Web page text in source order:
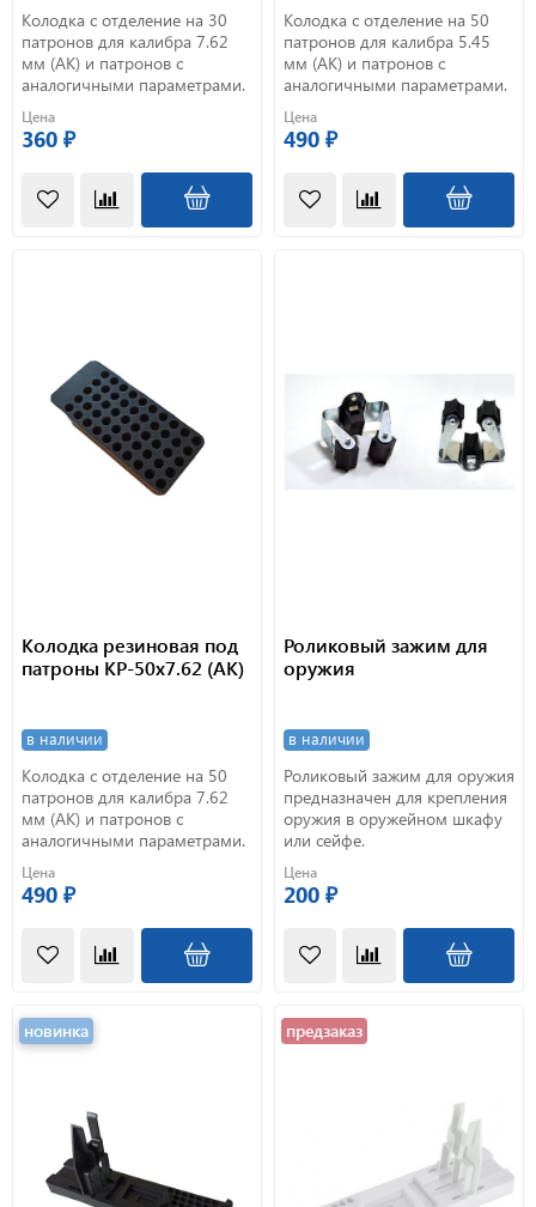
Колодка с отделение на 30
патронов для калибра 7.62
мм (АК) и патронов с
аналогичными параметрами.
Цена
360 ₽
Колодка с отделение на 50
патронов для калибра 5.45
мм (АК) и патронов с
аналогичными параметрами.
Цена
490 ₽
Колодка резиновая под
патроны КР-50х7.62 (АК)
в наличии
Колодка с отделение на 50
патронов для калибра 7.62
мм (АК) и патронов с
аналогичными параметрами.
Цена
490 ₽
Роликовый зажим для
оружия
в наличии
Роликовый зажим для оружия
предназначен для крепления
оружия в оружейном шкафу
или сейфе.
Цена
200 ₽
новинка предзаказ